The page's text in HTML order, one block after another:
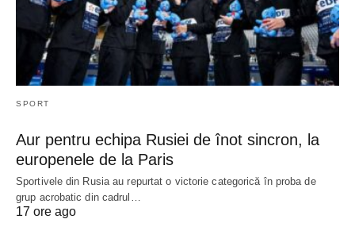
SPORT
Aur pentru echipa Rusiei de înot sincron, la
europenele de la Paris
Sportivele din Rusia au repurtat o victorie categorică în proba de
grup acrobatic din cadrul…
17 ore ago